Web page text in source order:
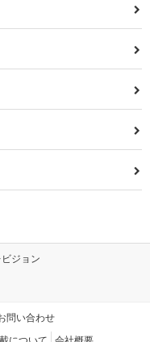
ジョン
問い合わせ